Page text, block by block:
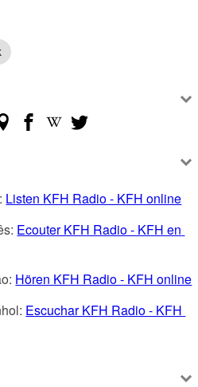
Listen KFH Radio - KFH online
Ecouter KFH Radio - KFH en
Hören KFH Radio - KFH online
Escuchar KFH Radio - KFH